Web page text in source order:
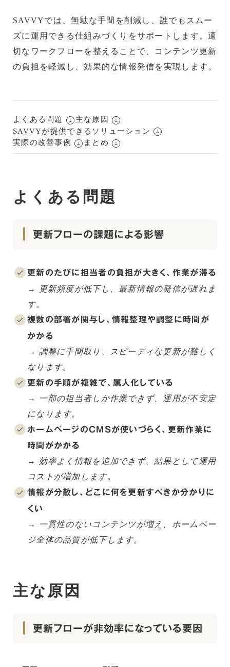
SAVVYでは、無駄な手間を削減し、誰でもスムー
ズに運用できる仕組みづくりをサポートします。適
切なワークフローを整えることで、コンテンツ更新
の負担を軽減し、効果的な情報発信を実現します。
よくある問題
主な原因
SAVVYが提供できるソリューション
実際の改善事例
まとめ
よくある問題
更新フローの課題による影響
更新のたびに担当者の負担が大きく、作業が滞る
→ 更新頻度が低下し、最新情報の発信が遅れま
す。
複数の部署が関与し、情報整理や調整に時間が
かかる
→ 調整に手間取り、スピーディな更新が難しく
なります。
更新の手順が複雑で、属人化している
→ 一部の担当者しか作業できず、運用が不安定
になります。
ホームページのCMSが使いづらく、更新作業に
時間がかかる
→ 効率よく情報を追加できず、結果として運用
コストが増加します。
情報が分散し、どこに何を更新すべきか分かりに
くい
→ 一貫性のないコンテンツが増え、ホームペー
ジ全体の品質が低下します。
主な原因
更新フローが非効率になっている要因